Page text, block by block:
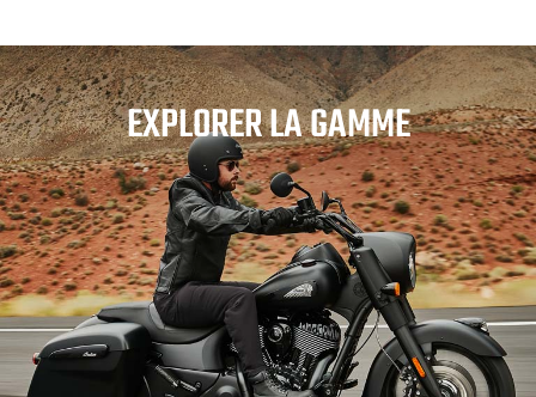
EXPLORER LA GAMME